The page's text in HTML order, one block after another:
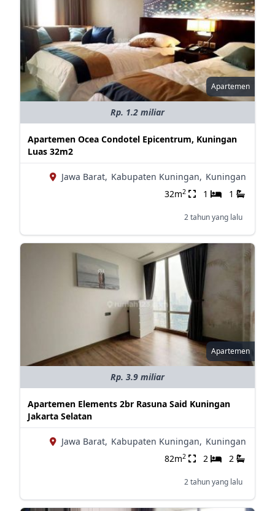
Apartemen
Rp. 1.2 miliar
Apartemen Ocea Condotel Epicentrum, Kuningan
Luas 32m2
Jawa Barat, Kabupaten Kuningan, Kuningan
32m2 1 1
2 tahun yang lalu
Apartemen
Rp. 3.9 miliar
Apartemen Elements 2br Rasuna Said Kuningan
Jakarta Selatan
Jawa Barat, Kabupaten Kuningan, Kuningan
82m2 2 2
2 tahun yang lalu